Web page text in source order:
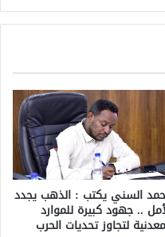
السني يكتب : الذهب يجدد
.. جهود كبيرة للموارد
لتجاوز تحديات الحرب